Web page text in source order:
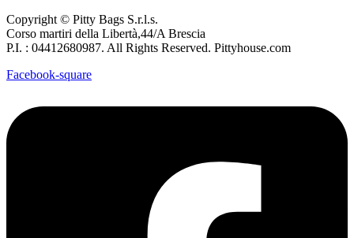
Copyright © Pitty Bags S.r.l.s.
Corso martiri della Libertà,44/A Brescia
P.I. : 04412680987. All Rights Reserved. Pittyhouse.com
Facebook-square